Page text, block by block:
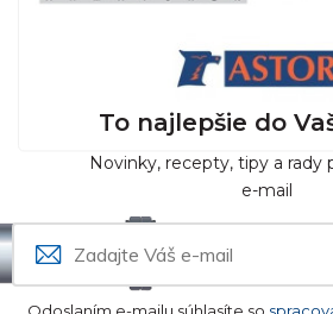
To najlepšie do
Novinky, recepty, tipy a rady
e-mail
Odoslaním e-mailu súhlasíte so